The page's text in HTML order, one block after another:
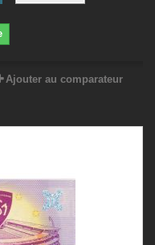
Ajouter au comparateur